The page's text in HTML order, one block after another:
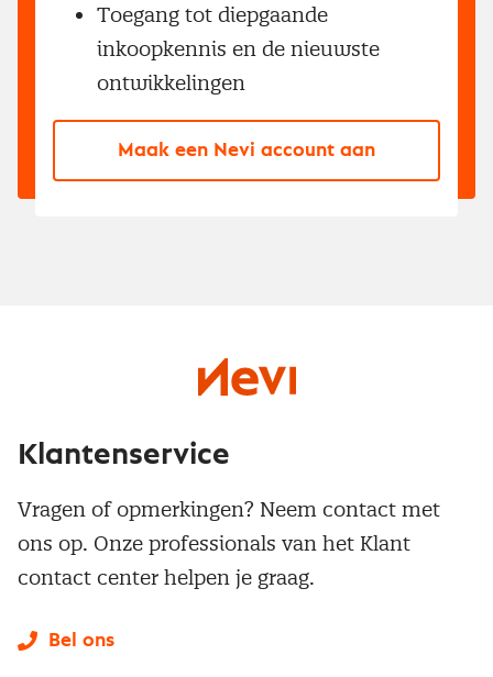
Toegang tot diepgaande
inkoopkennis en de nieuwste
ontwikkelingen
Maak een Nevi account aan
Klantenservice
Vragen of opmerkingen? Neem contact met
ons op. Onze professionals van het Klant
contact center helpen je graag.
Bel ons